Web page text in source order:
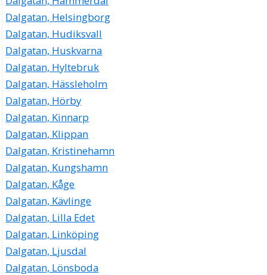
Dalgatan, Helsingborg
Dalgatan, Hudiksvall
Dalgatan, Huskvarna
Dalgatan, Hyltebruk
Dalgatan, Hässleholm
Dalgatan, Hörby
Dalgatan, Kinnarp
Dalgatan, Klippan
Dalgatan, Kristinehamn
Dalgatan, Kungshamn
Dalgatan, Kåge
Dalgatan, Kävlinge
Dalgatan, Lilla Edet
Dalgatan, Linköping
Dalgatan, Ljusdal
Dalgatan, Lönsboda